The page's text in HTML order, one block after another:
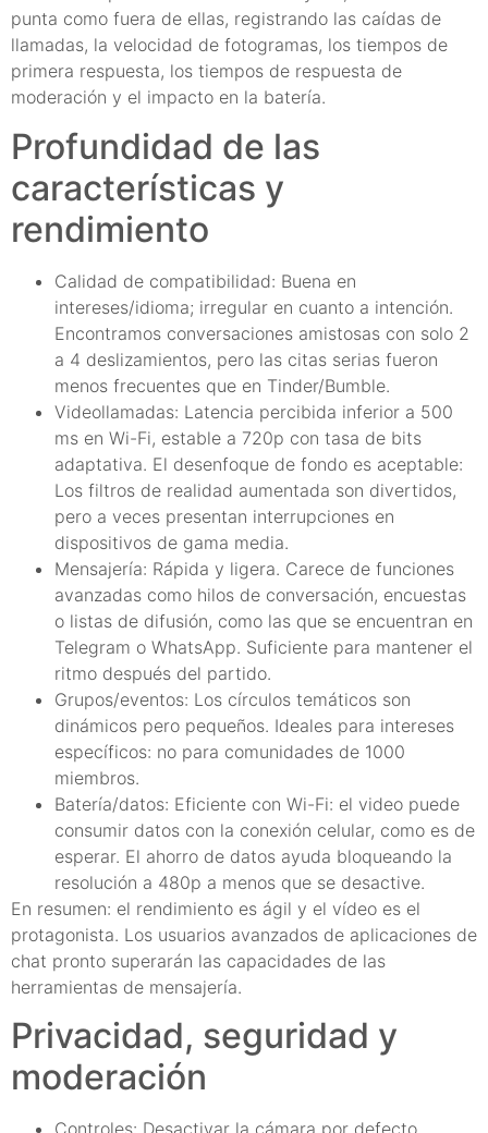
punta como fuera de ellas, registrando las caídas de
llamadas, la velocidad de fotogramas, los tiempos de
primera respuesta, los tiempos de respuesta de
moderación y el impacto en la batería.
Profundidad de las
características y
rendimiento
Calidad de compatibilidad: Buena en
intereses/idioma; irregular en cuanto a intención.
Encontramos conversaciones amistosas con solo 2
a 4 deslizamientos, pero las citas serias fueron
menos frecuentes que en Tinder/Bumble.
Videollamadas: Latencia percibida inferior a 500
ms en Wi-Fi, estable a 720p con tasa de bits
adaptativa. El desenfoque de fondo es aceptable:
Los filtros de realidad aumentada son divertidos,
pero a veces presentan interrupciones en
dispositivos de gama media.
Mensajería: Rápida y ligera. Carece de funciones
avanzadas como hilos de conversación, encuestas
o listas de difusión, como las que se encuentran en
Telegram o WhatsApp. Suficiente para mantener el
ritmo después del partido.
Grupos/eventos: Los círculos temáticos son
dinámicos pero pequeños. Ideales para intereses
específicos: no para comunidades de 1000
miembros.
Batería/datos: Eficiente con Wi-Fi: el video puede
consumir datos con la conexión celular, como es de
esperar. El ahorro de datos ayuda bloqueando la
resolución a 480p a menos que se desactive.
En resumen: el rendimiento es ágil y el vídeo es el
protagonista. Los usuarios avanzados de aplicaciones de
chat pronto superarán las capacidades de las
herramientas de mensajería.
Privacidad, seguridad y
moderación